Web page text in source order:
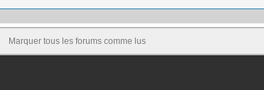
Marquer tous les forums comme lus